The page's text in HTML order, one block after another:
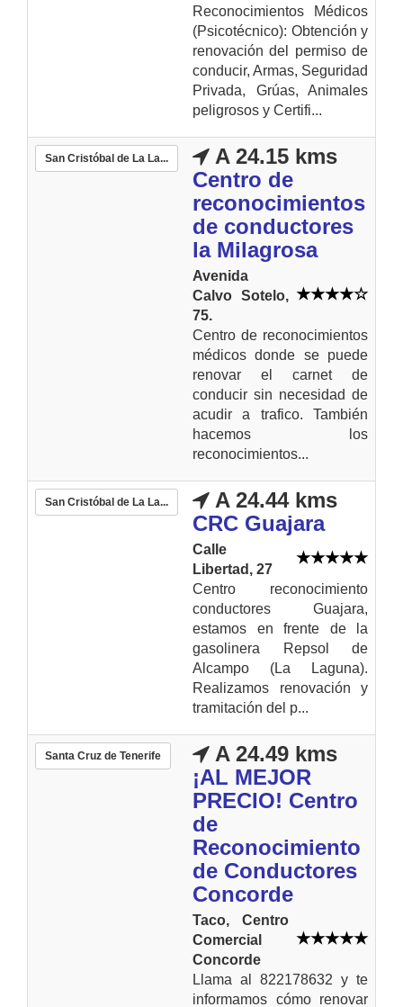
Reconocimientos Médicos
(Psicotécnico): Obtención y
renovación del permiso de
conducir, Armas, Seguridad
Privada, Grúas, Animales
peligrosos y Certifi...
San Cristóbal de La La...
A 24.15 kms
Centro de
reconocimientos
de conductores
la Milagrosa
Avenida
Calvo Sotelo,
75.
Centro de reconocimientos
médicos donde se puede
renovar el carnet de
conducir sin necesidad de
acudir a trafico. También
hacemos los
reconocimientos...
San Cristóbal de La La...
A 24.44 kms
CRC Guajara
Calle
Libertad, 27
Centro reconocimiento
conductores Guajara,
estamos en frente de la
gasolinera Repsol de
Alcampo (La Laguna).
Realizamos renovación y
tramitación del p...
Santa Cruz de Tenerife
A 24.49 kms
¡AL MEJOR
PRECIO! Centro
de
Reconocimiento
de Conductores
Concorde
Taco, Centro
Comercial
Concorde
Llama al 822178632 y te
informamos cómo renovar